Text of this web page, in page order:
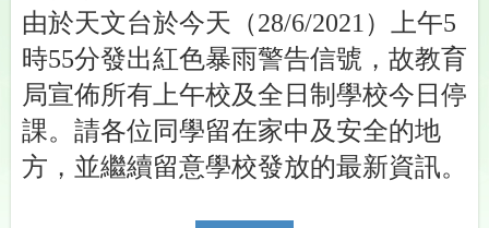
由於天文台於今天（28/6/2021）上午5
時55分發出紅色暴雨警告信號，故教育
局宣佈所有上午校及全日制學校今日停
課。請各位同學留在家中及安全的地
方，並繼續留意學校發放的最新資訊。